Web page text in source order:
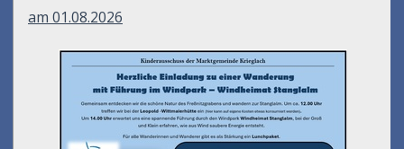
am 01.08.2026